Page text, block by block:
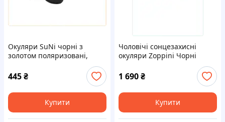
Окуляри SuNi чорні з
золотом поляризовані,
445₴
Купити
Чоловічі сонцезахисні
окуляри Zoppini Чорні
1 690₴
Купити